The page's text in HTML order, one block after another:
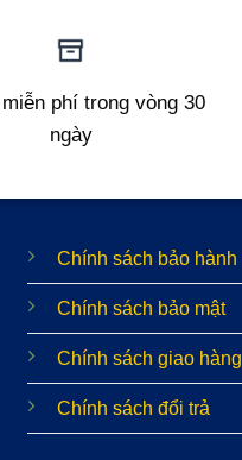
phí trong vòng 30
ngày
Chính sách bảo hành
Chính sách bảo mật
Chính sách giao hàng
Chính sách đổi trả